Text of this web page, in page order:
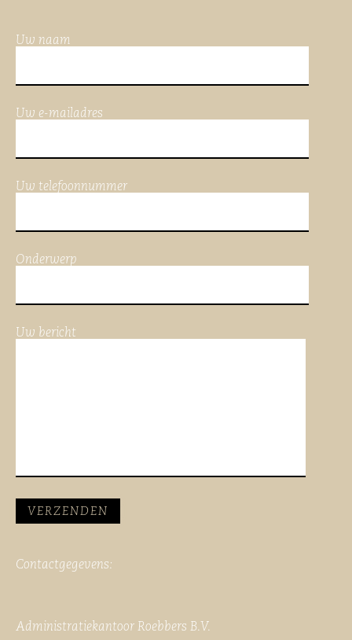
Uw naam
Uw e-mailadres
Uw telefoonnummer
Onderwerp
Uw bericht
Contactgegevens:
Administratiekantoor Roebbers B.V.